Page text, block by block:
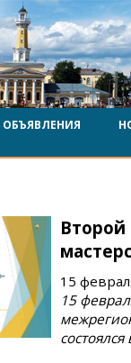
ОБЪЯВЛЕНИЯ
Второй
15
15